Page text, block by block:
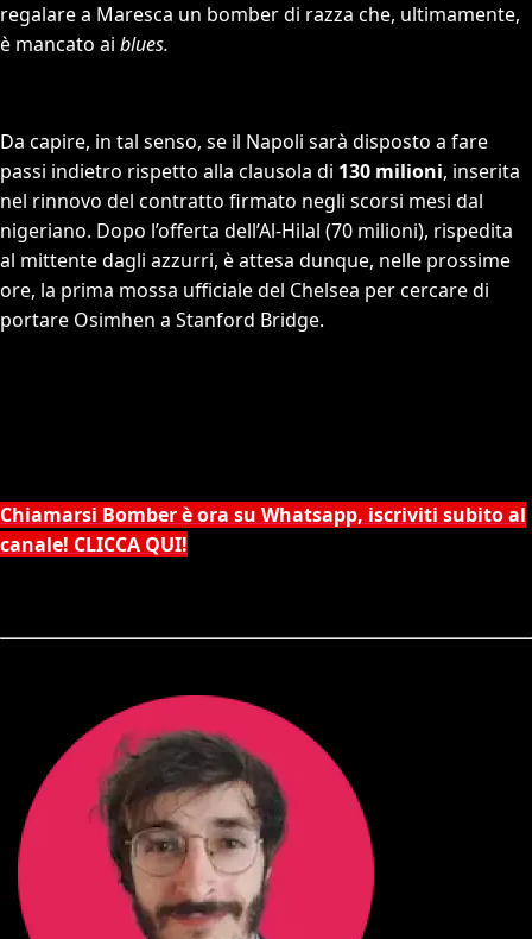
regalare a Maresca un bomber di razza che, ultimamente,
è mancato ai blues.
Da capire, in tal senso, se il Napoli sarà disposto a fare
passi indietro rispetto alla clausola di 130 milioni, inserita
nel rinnovo del contratto firmato negli scorsi mesi dal
nigeriano. Dopo l’offerta dell’Al-Hilal (70 milioni), rispedita
al mittente dagli azzurri, è attesa dunque, nelle prossime
ore, la prima mossa ufficiale del Chelsea per cercare di
portare Osimhen a Stanford Bridge.
Chiamarsi Bomber è ora su Whatsapp, iscriviti subito al
canale! CLICCA QUI!